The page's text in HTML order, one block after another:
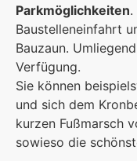
Parkmöglichkeiten.
Baustelleneinfahrt
Bauzaun.
Verfügung.
Sie können
und sich dem
kurzen Fußmarsch
sowieso die